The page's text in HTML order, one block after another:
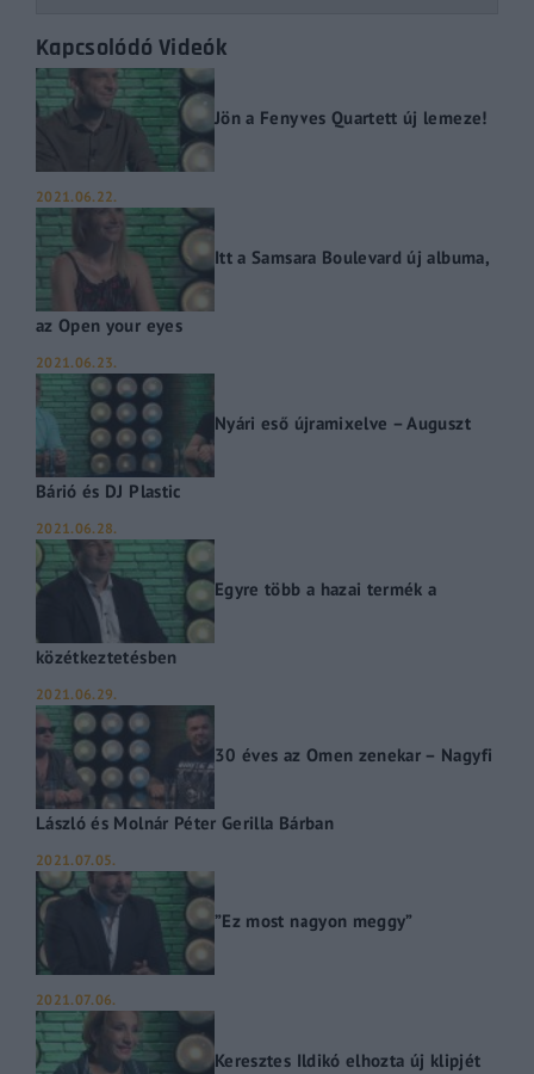
Kapcsolódó Videók
Jön a Fenyves Quartett új lemeze!
2021.06.22.
Itt a Samsara Boulevard új albuma,
az Open your eyes
2021.06.23.
Nyári eső újramixelve – Auguszt
Bárió és DJ Plastic
2021.06.28.
Egyre több a hazai termék a
közétkeztetésben
2021.06.29.
30 éves az Omen zenekar – Nagyfi
László és Molnár Péter Gerilla Bárban
2021.07.05.
”Ez most nagyon meggy”
2021.07.06.
Keresztes Ildikó elhozta új klipjét